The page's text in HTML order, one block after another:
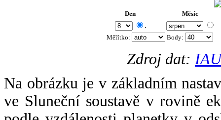
Den Měsíc
.
Měřítko: Body:
Zdroj dat:
Na obrázku je v základním
ve Sluneční soustavě v rovině